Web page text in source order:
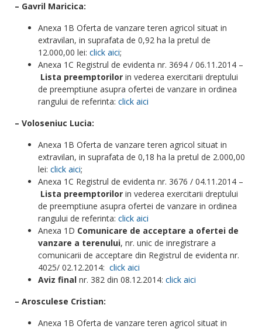
– Gavril Maricica:
Anexa 1B Oferta de vanzare teren agricol situat in
extravilan, in suprafata de 0,92 ha la pretul de
12.000,00 lei: click aici;
Anexa 1C Registrul de evidenta nr. 3694 / 06.11.2014 –
Lista preemptorilor in vederea exercitarii dreptului
de preemptiune asupra ofertei de vanzare in ordinea
rangului de referinta: click aici
– Voloseniuc Lucia:
Anexa 1B Oferta de vanzare teren agricol situat in
extravilan, in suprafata de 0,18 ha la pretul de 2.000,00
lei: click aici;
Anexa 1C Registrul de evidenta nr. 3676 / 04.11.2014 –
Lista preemptorilor in vederea exercitarii dreptului
de preemptiune asupra ofertei de vanzare in ordinea
rangului de referinta: click aici
Anexa 1D Comunicare de acceptare a ofertei de
vanzare a terenului, nr. unic de inregistrare a
comunicarii de acceptare din Registrul de evidenta nr.
4025/ 02.12.2014: click aici
Aviz final nr. 382 din 08.12.2014: click aici
– Arosculese Cristian:
Anexa 1B Oferta de vanzare teren agricol situat in